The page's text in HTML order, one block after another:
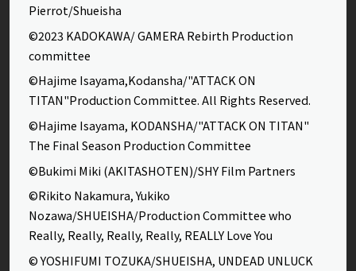
Pierrot/Shueisha
©2023 KADOKAWA/ GAMERA Rebirth Production
committee
©Hajime Isayama,Kodansha/"ATTACK ON
TITAN"Production Committee. All Rights Reserved.
©Hajime Isayama, KODANSHA/"ATTACK ON TITAN"
The Final Season Production Committee
©Bukimi Miki (AKITASHOTEN)/SHY Film Partners
©Rikito Nakamura, Yukiko
Nozawa/SHUEISHA/Production Committee who
Really, Really, Really, Really, REALLY Love You
© YOSHIFUMI TOZUKA/SHUEISHA, UNDEAD UNLUCK